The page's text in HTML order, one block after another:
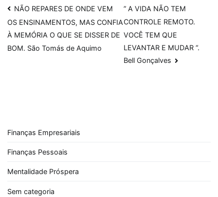
Navegação
de
Post
NÃO REPARES DE ONDE VEM
OS ENSINAMENTOS, MAS CONFIA
À MEMÓRIA O QUE SE DISSER DE
BOM. São Tomás de Aquimo
” A VIDA NÃO TEM
CONTROLE REMOTO.
VOCÊ TEM QUE
LEVANTAR E MUDAR “.
Bell Gonçalves
Finanças Empresariais
Finanças Pessoais
Mentalidade Próspera
Sem categoria